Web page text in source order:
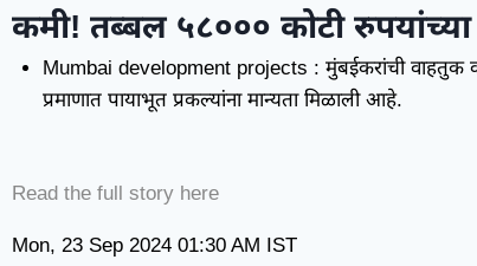
कमी! तब्बल ५८००० कोटी रुपयांच्या
Mumbai development projects : मुंबईकरांची वाहतुक
प्रमाणात पायाभूत प्रकल्यांना मान्यता मिळाली आहे.
Read the full story here
Mon, 23 Sep 2024 01:30 AM IST